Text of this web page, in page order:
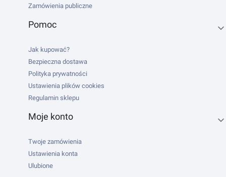
Zamówienia publiczne
Pomoc
Jak kupować?
Bezpieczna dostawa
Polityka prywatności
Ustawienia plików cookies
Regulamin sklepu
Moje konto
Twoje zamówienia
Ustawienia konta
Ulubione